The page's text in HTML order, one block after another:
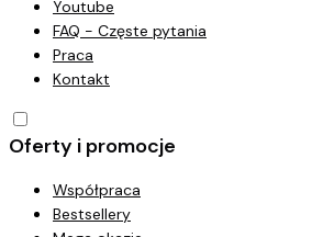
Youtube
FAQ - Częste pytania
Praca
Kontakt
Oferty i promocje
Współpraca
Bestsellery